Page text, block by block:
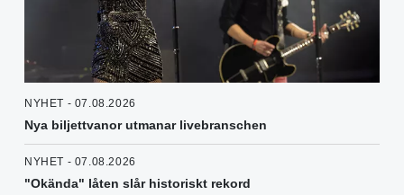
NYHET - 07.08.2026
Nya biljettvanor utmanar livebranschen
NYHET - 07.08.2026
"Okända" låten slår historiskt rekord